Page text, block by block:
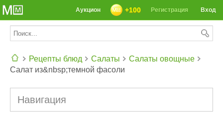
Вход
Регистрация
+100
Аукцион
Рецепты блюд Салаты
Салаты овощные
Салат из&nbsp;темной фасоли
Навигация